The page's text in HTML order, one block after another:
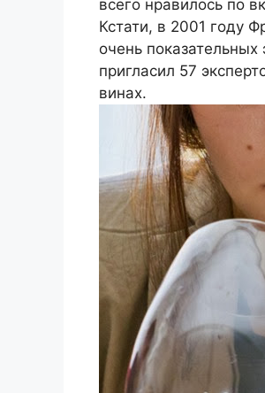
всего нравилось по
Кстати, в 2001 году
очень
пригласил 57
винах.